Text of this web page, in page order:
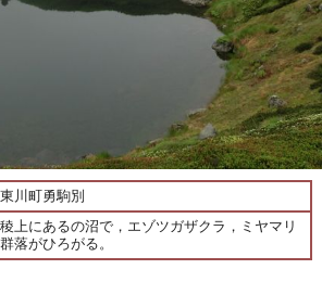
川町勇駒別
上にあるの沼で，エゾツガザクラ，ミヤマリ
落がひろがる。